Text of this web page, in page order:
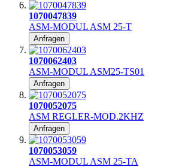
1070047839
ASM-MODUL ASM 25-T
Anfragen
1070062403
ASM-MODUL ASM25-TS01
Anfragen
1070052075
ASM REGLER-MOD.2KHZ
Anfragen
1070053059
ASM-MODUL ASM 25-TA